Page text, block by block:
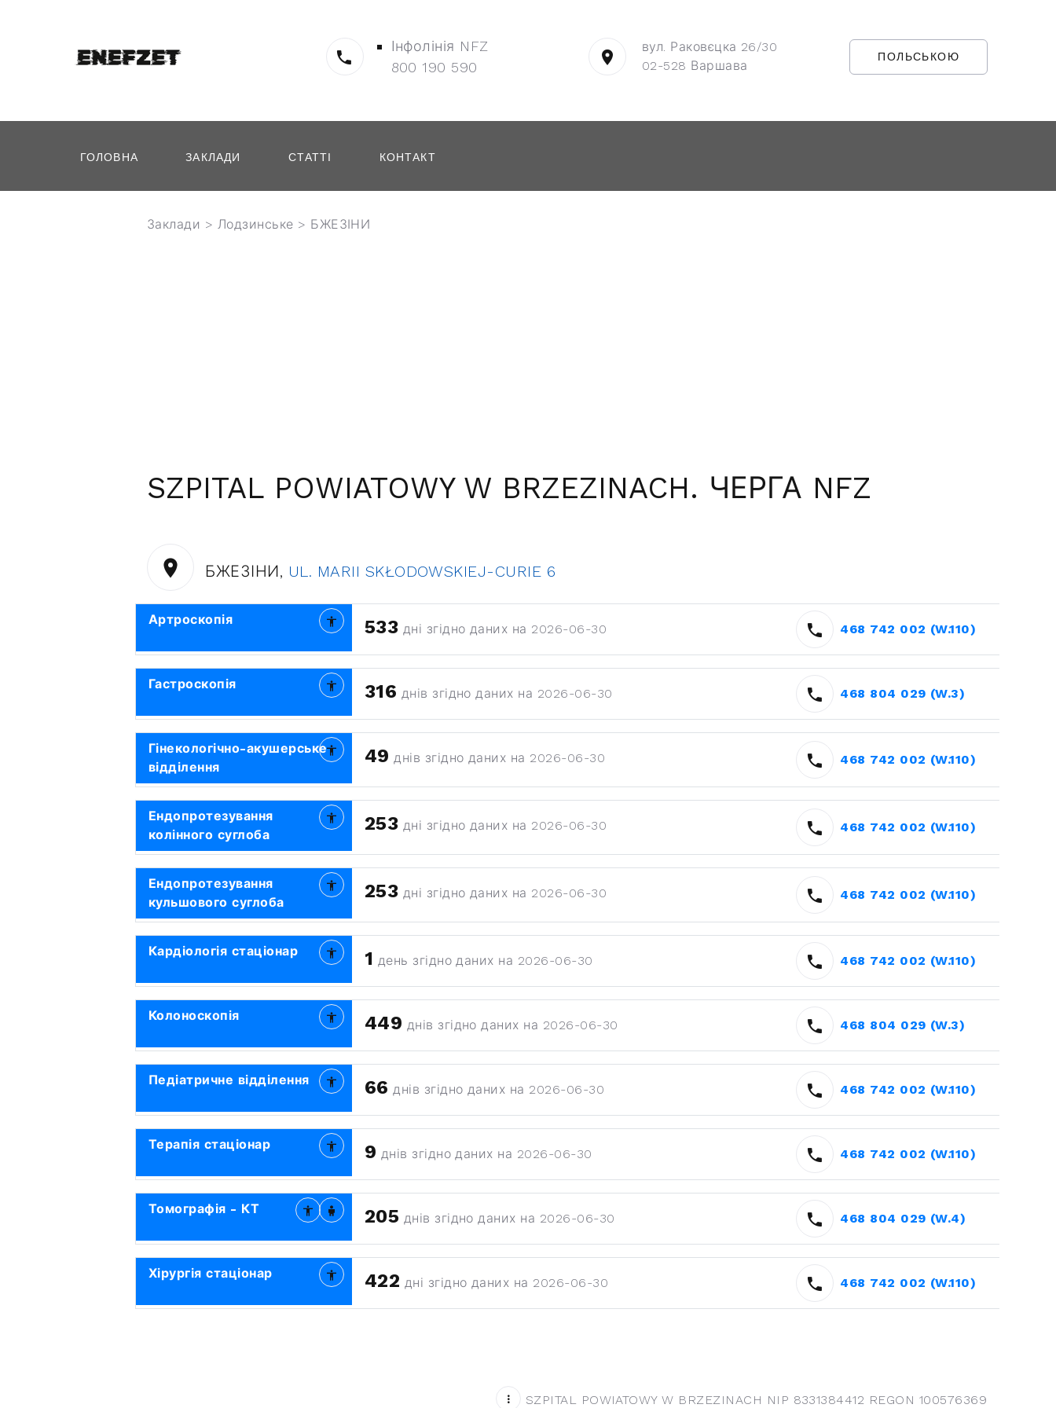
Інфолінія NFZ
800 190 590
вул. Раковєцка 26/30
02-528 Варшава
ПОЛЬСЬКОЮ
ГОЛОВНА ЗАКЛАДИ СТАТТІ КОНТАКТ
Заклади > Лодзинське > БЖЕЗІНИ
SZPITAL POWIATOWY W BRZEZINACH. ЧЕРГА NFZ
БЖЕЗІНИ, UL. MARII SKŁODOWSKIEJ-CURIE 6
Артроскопія 533 дні згідно даних на 2026-06-30 468 742 002 (W.110)
Гастроскопія 316 днів згідно даних на 2026-06-30 468 804 029 (W.3)
Гінекологічно-акушерське
відділення
49 днів згідно даних на 2026-06-30 468 742 002 (W.110)
Ендопротезування
колінного суглоба
253 дні згідно даних на 2026-06-30 468 742 002 (W.110)
Ендопротезування
кульшового суглоба
253 дні згідно даних на 2026-06-30 468 742 002 (W.110)
Кардіологія стаціонар 1 день згідно даних на 2026-06-30 468 742 002 (W.110)
Колоноскопія 449 днів згідно даних на 2026-06-30 468 804 029 (W.3)
Педіатричне відділення 66 днів згідно даних на 2026-06-30 468 742 002 (W.110)
Терапія стаціонар 9 днів згідно даних на 2026-06-30 468 742 002 (W.110)
Томографія - КТ 205 днів згідно даних на 2026-06-30 468 804 029 (W.4)
Хірургія стаціонар 422 дні згідно даних на 2026-06-30 468 742 002 (W.110)
SZPITAL POWIATOWY W BRZEZINACH NIP 8331384412 REGON 100576369